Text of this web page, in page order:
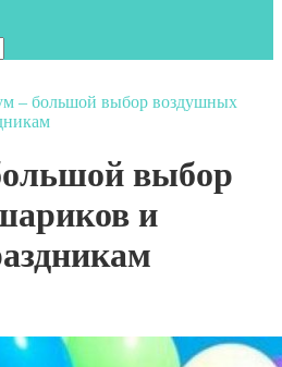
– большой выбор воздушных
выбор
и